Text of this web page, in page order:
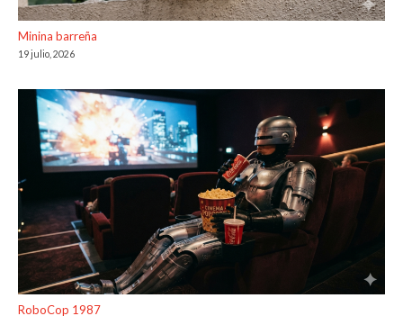
Minina barreña
19 julio, 2026
RoboCop 1987